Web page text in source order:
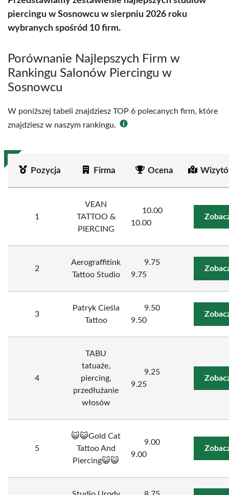
piercingu w Sosnowcu w sierpniu 2026 roku
wybranych spośród 10 firm.
Porównanie Najlepszych Firm w
Rankingu Salonów Piercingu w
Sosnowcu
W poniższej tabeli znajdziesz TOP 6 polecanych firm, które
znajdziesz w naszym rankingu.
Pozycja Firma Ocena
1
VEAN
TATTOO &
PIERCING
10.00
10.00
2
Aerograffitink
Tattoo Studio
9.75
9.75
3
Patryk Cieśla
Tattoo
9.50
9.50
4
TABU
tatuaże,
piercing,
przedłużanie
włosów
9.25
9.25
5
😺😺Gold Cat
Tattoo And
Piercing😺😺
9.00
9.00